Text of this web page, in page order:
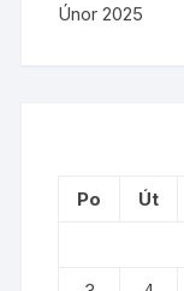
Únor 2025
Po Út